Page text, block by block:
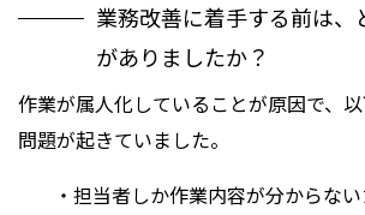
業務改善に着手する前は、
がありましたか？
作業が属人化していることが原因で、
問題が起きていました。
・担当者しか作業内容が分からな